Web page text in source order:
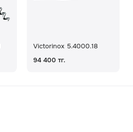
Victorinox 5.4000.18
94 400 тг.